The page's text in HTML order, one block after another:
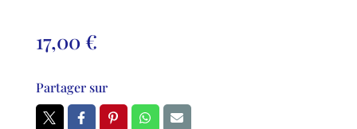
17,00 €
Partager sur